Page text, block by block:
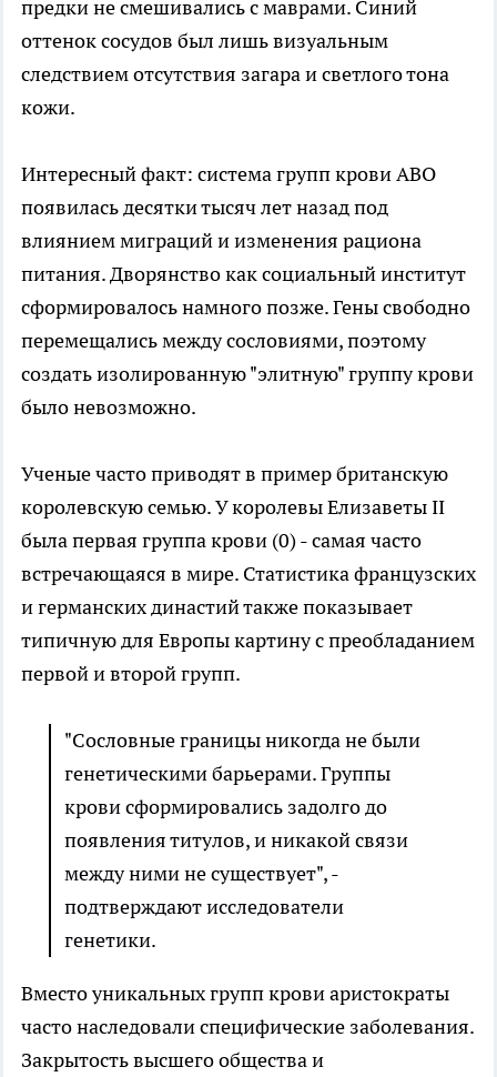
предки не смешивались с маврами. Синий
оттенок сосудов был лишь визуальным
следствием отсутствия загара и светлого тона
кожи.
Интересный факт: система групп крови ABO
появилась десятки тысяч лет назад под
влиянием миграций и изменения рациона
питания. Дворянство как социальный институт
сформировалось намного позже. Гены свободно
перемещались между сословиями, поэтому
создать изолированную "элитную" группу крови
было невозможно.
Ученые часто приводят в пример британскую
королевскую семью. У королевы Елизаветы II
была первая группа крови (0) - самая часто
встречающаяся в мире. Статистика французских
и германских династий также показывает
типичную для Европы картину с преобладанием
первой и второй групп.
"Сословные границы никогда не были
генетическими барьерами. Группы
крови сформировались задолго до
появления титулов, и никакой связи
между ними не существует", -
подтверждают исследователи
генетики.
Вместо уникальных групп крови аристократы
часто наследовали специфические заболевания.
Закрытость высшего общества и